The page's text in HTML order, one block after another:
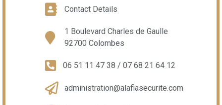
Contact Details
1 Boulevard Charles de Gaulle
92700 Colombes
06 51 11 47 38 / 07 68 21 64 12
administration@alafiasecurite.com